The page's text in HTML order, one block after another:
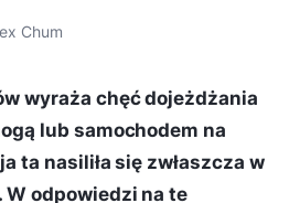
Chum
wyraża chęć dojeżdżania
lub samochodem na
ta nasiliła się zwłaszcza w
odpowiedzi na te